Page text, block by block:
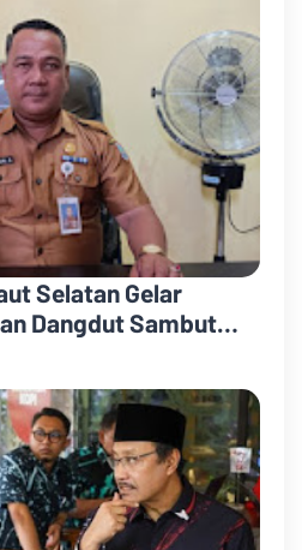
Selatan Gelar
Dangdut Sambut
RI